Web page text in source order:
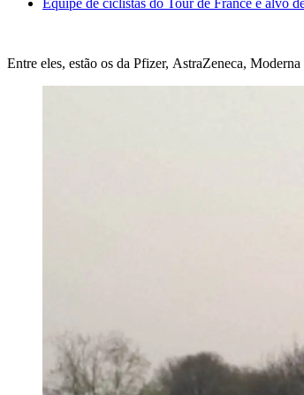
Entre eles, estão os da Pfizer, AstraZeneca,